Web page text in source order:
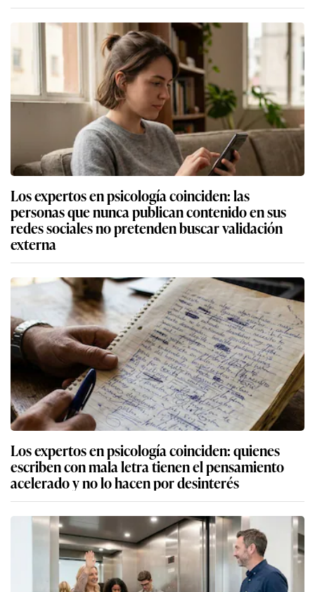
Los expertos en psicología coinciden: las
personas que nunca publican contenido en sus
redes sociales no pretenden buscar validación
externa
Los expertos en psicología coinciden: quienes
escriben con mala letra tienen el pensamiento
acelerado y no lo hacen por desinterés